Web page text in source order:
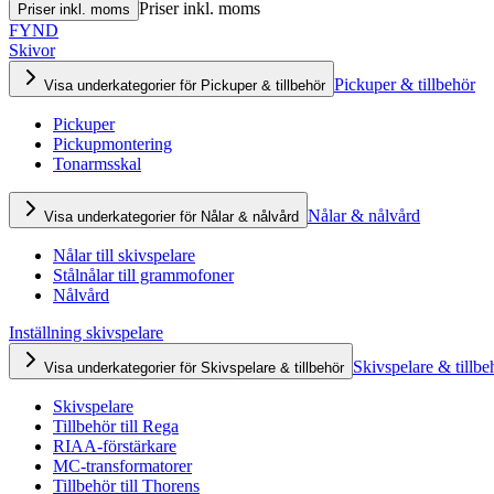
Priser inkl. moms Priser inkl. moms
FYND
Skivor
Visa underkategorier för Pickuper & tillbehör Pickuper & tillbehör
Pickuper
Pickupmontering
Tonarmsskal
Visa underkategorier för Nålar & nålvård Nålar & nålvård
Nålar till skivspelare
Stålnålar till grammofoner
Nålvård
Inställning skivspelare
Visa underkategorier för Skivspelare & tillbehör Skivspelare &
Skivspelare
Tillbehör till Rega
RIAA-förstärkare
MC-transformatorer
Tillbehör till Thorens